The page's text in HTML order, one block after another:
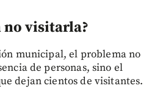
no visitarla?
municipal, el problema no
de personas, sino el
dejan cientos de visitantes.